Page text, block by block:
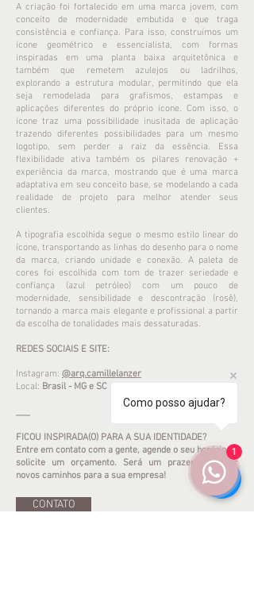
A criação foi fortalecido em uma marca jovem, com
conceito de modernidade embutida e que traga
consistência e confiança. Para isso, construímos um
ícone geométrico e essencialista, com formas
inspiradas em uma planta baixa arquitetônica e
também que remetem azulejos ou ladrilhos,
explorando a estrutura modular, permitindo que ela
seja remodelada para grafismos, estampas e
aplicações diferentes do próprio ícone. Com isso, o
ícone traz uma possibilidade inusitada de aplicação
trazendo diferentes possibilidades para um mesmo
logotipo, sem perder a raiz da essência. Essa
flexibilidade ativa também os pilares renovação +
experiência da marca, mostrando que é uma marca
adaptativa em seu conceito base, se modelando a cada
realidade de projeto para melhor atender seus
clientes.
A tipografia escolhida segue o mesmo estilo linear do
ícone, transportando as linhas do desenho para o nome
da marca, criando unidade e conexão. A paleta de
cores foi escolhida com tom de trazer seriedade e
confiança (azul petróleo) com um pouco de
modernidade, sensibilidade e descontração (rosê),
tornando a marca mais elegante e profissional a partir
da escolha de tonalidades mais dessaturadas.
REDES SOCIAIS E SITE:
Instagram: @arq.camillelanzer
Local: Brasil - MG e SC
FICOU INSPIRADA(O) PARA A SUA IDENTIDADE?
Entre em contato com a gente, agende o seu horário ou
solicite um orçamento. Será um prazer construir
novos caminhos para a sua empresa!
CONTATO
Como posso ajudar?
1